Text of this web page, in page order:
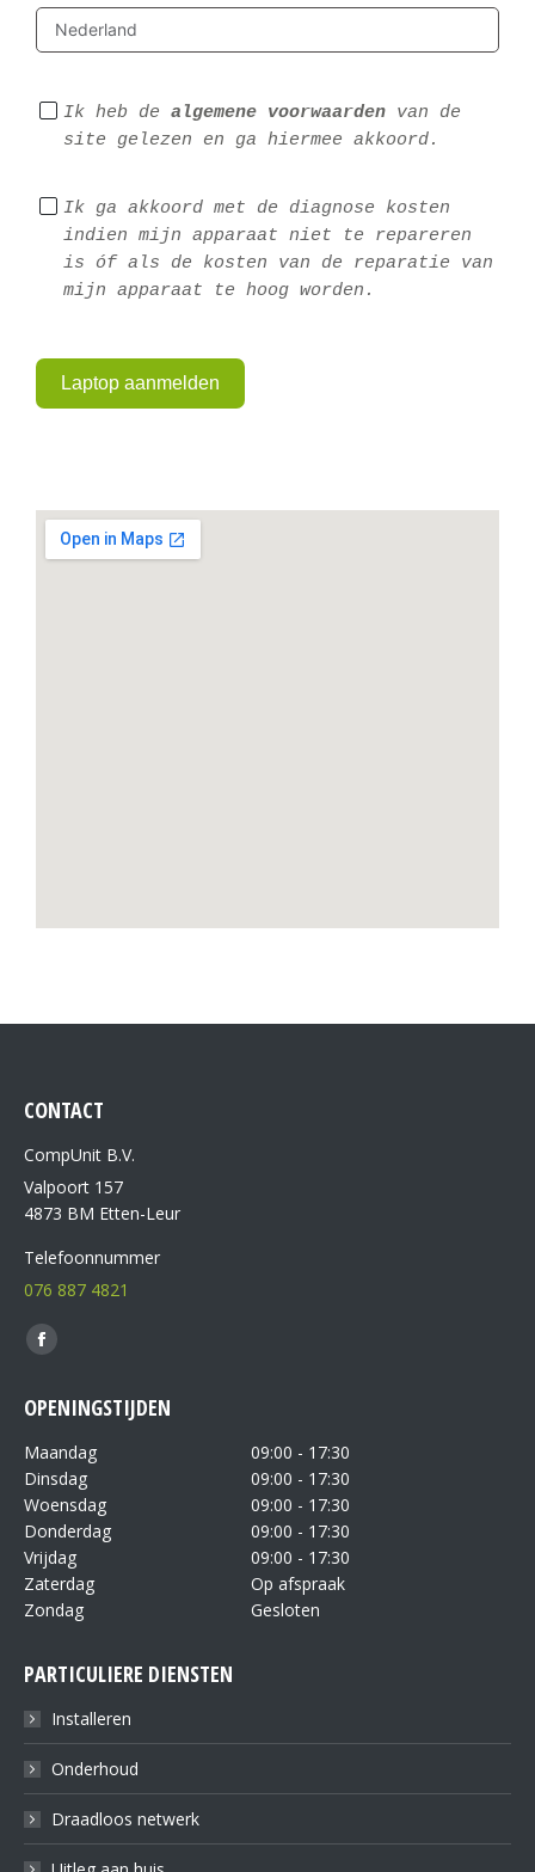
Ik heb de algemene voorwaarden van de
site gelezen en ga hiermee akkoord.
Ik ga akkoord met de diagnose kosten
indien mijn apparaat niet te repareren
is óf als de kosten van de reparatie van
mijn apparaat te hoog worden.
Laptop aanmelden
CONTACT
CompUnit B.V.
Valpoort 157
4873 BM Etten-Leur
Telefoonnummer
076 887 4821
Vind ons op:
OPENINGSTIJDEN
Maandag
09:00 - 17:30
Dinsdag
09:00 - 17:30
Woensdag
09:00 - 17:30
Donderdag
09:00 - 17:30
Vrijdag
09:00 - 17:30
Zaterdag
Op afspraak
Zondag
Gesloten
PARTICULIERE DIENSTEN
Installeren
Onderhoud
Draadloos netwerk